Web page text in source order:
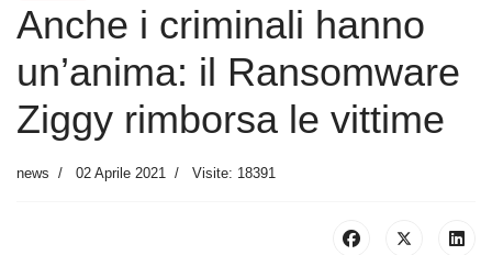
Anche i criminali hanno
un’anima: il Ransomware
Ziggy rimborsa le vittime
news 02 Aprile 2021 Visite: 18391